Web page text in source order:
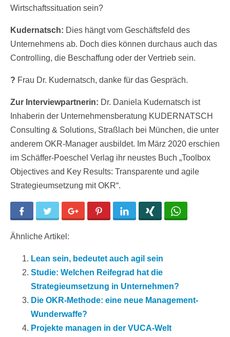
Wirtschaftssituation sein?
Kudernatsch: Dies hängt vom Geschäftsfeld des
Unternehmens ab. Doch dies können durchaus auch das
Controlling, die Beschaffung oder der Vertrieb sein.
? Frau Dr. Kudernatsch, danke für das Gespräch.
Zur Interviewpartnerin: Dr. Daniela Kudernatsch ist
Inhaberin der Unternehmensberatung KUDERNATSCH
Consulting & Solutions, Straßlach bei München, die unter
anderem OKR-Manager ausbildet. Im März 2020 erschien
im Schäffer-Poeschel Verlag ihr neustes Buch „Toolbox
Objectives and Key Results: Transparente und agile
Strategieumsetzung mit OKR“.
Facebook Twitter Google+ Pinterest LinkedIn
Ähnliche Artikel:
Lean sein, bedeutet auch agil sein
Studie: Welchen Reifegrad hat die
Strategieumsetzung in Unternehmen?
Die OKR-Methode: eine neue Management-
Wunderwaffe?
Projekte managen in der VUCA-Welt